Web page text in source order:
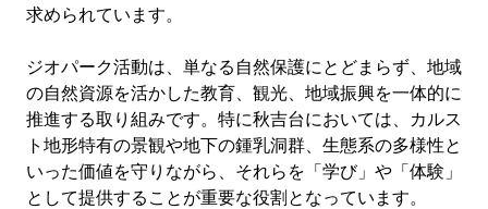
求められています。
ジオパーク活動は、単なる自然保護にとどまらず、地域
の自然資源を活かした教育、観光、地域振興を一体的に
推進する取り組みです。特に秋吉台においては、カルス
ト地形特有の景観や地下の鍾乳洞群、生態系の多様性と
いった価値を守りながら、それらを「学び」や「体験」
として提供することが重要な役割となっています。